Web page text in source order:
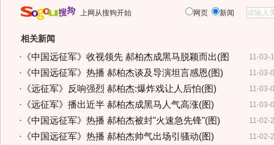
上网从搜狗开始 网页 新闻
相关新闻
11-03-
· 《中国远征军》收视领先 郝柏杰成黑马脱颖而出(图
11-03-
· 《中国远征军》热播 郝柏杰谈及导演坦言感恩(图)
11-03-
· 《远征军》反响强烈 郝柏杰:爆炸戏让人后怕(图)
11-03-
· 《远征军》播出近半 郝柏杰成黑马人气高涨(图)
11-02-
· 《中国远征军》热播 郝柏杰被封"火速急先锋"(图)
11-02-
· 《中国远征军》热播 郝柏杰帅气出场引骚动(图)